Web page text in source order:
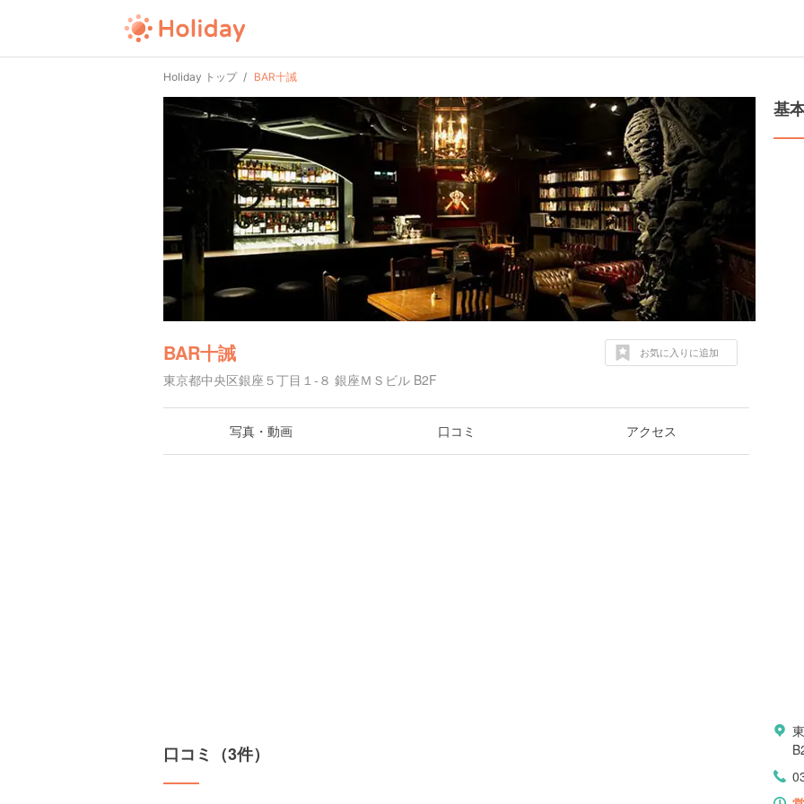
Holiday トップ BAR十誡
BAR十誡
東京都中央区銀座５丁目１-８ 銀座ＭＳビル B2F
お気に入りに追加
写真・動画 口コミ アクセス
口コミ（3件）
基